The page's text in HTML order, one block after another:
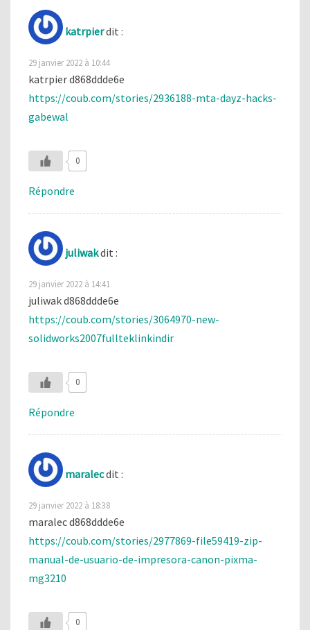
katrpierdit :
29 janvier 2022 à 10:44
katrpier d868ddde6e
https://coub.com/stories/2936188-mta-dayz-hacks-
gabewal
0
Répondre
juliwakdit :
29 janvier 2022 à 14:41
juliwak d868ddde6e
https://coub.com/stories/3064970-new-
solidworks2007fullteklinkindir
0
Répondre
maralecdit :
29 janvier 2022 à 18:38
maralec d868ddde6e
https://coub.com/stories/2977869-file59419-zip-
manual-de-usuario-de-impresora-canon-pixma-
mg3210
0